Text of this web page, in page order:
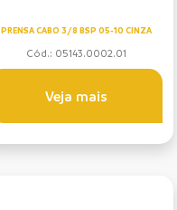
PRENSA CABO 3/8 BSP 05-10 CINZA
Cód.: 05143.0002.01
Veja mais